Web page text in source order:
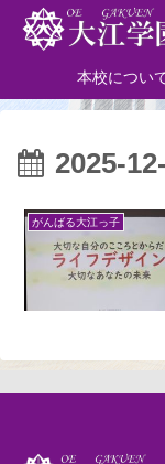
本校につい
2025-
がんばる大江っ子